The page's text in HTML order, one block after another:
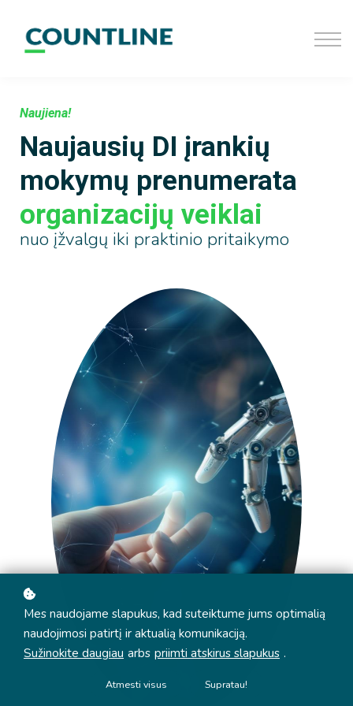
Naujiena!
Naujausių DI įrankių
mokymų prenumerata
organizacijų veiklai
nuo įžvalgų iki praktinio pritaikymo
Mes naudojame slapukus, kad suteiktume jums optimalią
naudojimosi patirtį ir aktualią komunikaciją.
Sužinokite daugiau arbs priimti atskirus slapukus .
Atmesti visus Supratau!